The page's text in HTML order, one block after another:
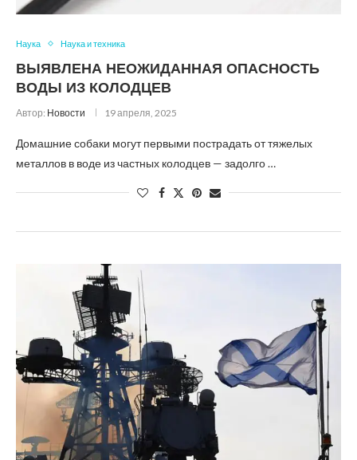
Наука Наука и техника
ВЫЯВЛЕНА НЕОЖИДАННАЯ ОПАСНОСТЬ
ВОДЫ ИЗ КОЛОДЦЕВ
Автор: Новости 19 апреля, 2025
Домашние собаки могут первыми пострадать от тяжелых
металлов в воде из частных колодцев — задолго …